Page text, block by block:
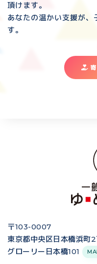
頂けます。
あなたの温かい支援が、
す。
〒103-0007
東京都中央区日本橋浜町
グローリー日本橋101